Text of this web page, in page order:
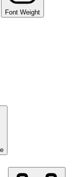
Font Weight